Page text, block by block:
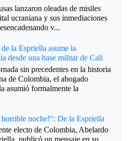
lanzaron oleadas de misiles
ucraniana y sus inmediaciones
v...
la Espriella asume la
desde una base militar de Cali
sin precedentes en la historia
de Colombia, el abogado
asumió formalmente la
horrible noche!": De la Espriella
electo de Colombia, Abelardo